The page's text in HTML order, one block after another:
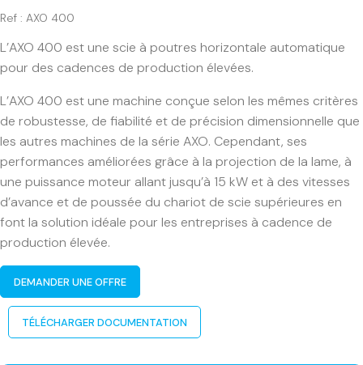
Ref : AXO 400
L’AXO 400 est une scie à poutres horizontale automatique
pour des cadences de production élevées.
L’AXO 400 est une machine conçue selon les mêmes critères
de robustesse, de fiabilité et de précision dimensionnelle que
les autres machines de la série AXO. Cependant, ses
performances améliorées grâce à la projection de la lame, à
une puissance moteur allant jusqu’à 15 kW et à des vitesses
d’avance et de poussée du chariot de scie supérieures en
font la solution idéale pour les entreprises à cadence de
production élevée.
DEMANDER UNE OFFRE
TÉLÉCHARGER DOCUMENTATION